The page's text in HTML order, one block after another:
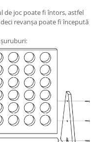
de joc poate fi întors, astfel
revanșa poate fi începută